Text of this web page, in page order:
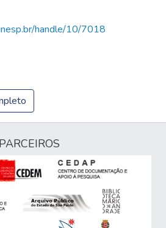
handle/10/7018
PARCEIROS